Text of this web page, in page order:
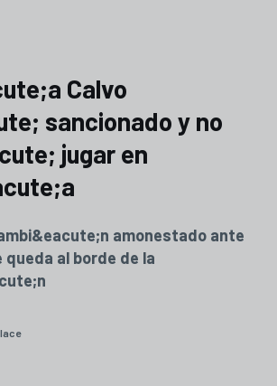
Calvo
sancionado y no
jugar en
amonestado ante
al borde de la